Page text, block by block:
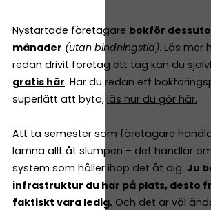
Nystartade företagare bokför
månader (utan bindningstid). Läs mer
redan drivit företag ett tag kan du
gratis här. Har du redan ett
superlätt att byta, läs hur du gör här.
Att ta semester som företagare
lämna allt åt slumpen – det handlar
system som håller ihop det åt dig. Ju
infrastruktur du har på plats, desto
faktiskt vara ledig. Och det är väl